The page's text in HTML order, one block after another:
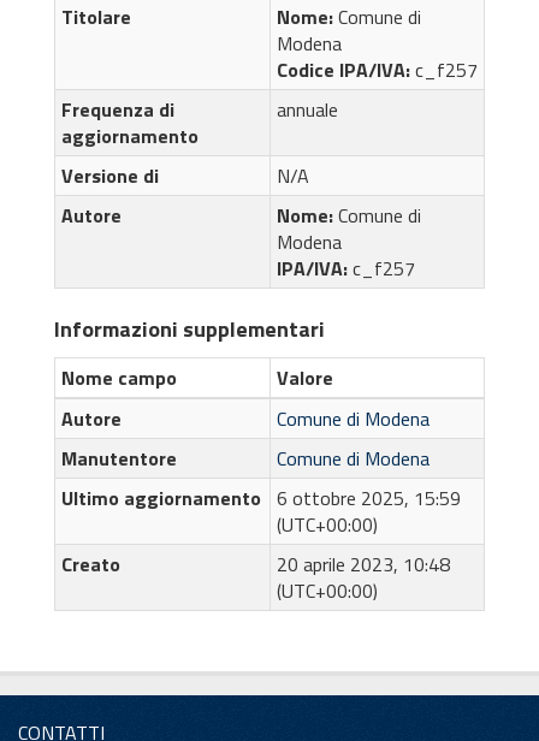
Titolare
Nome:Comune di
Modena
Codice IPA/IVA:c_f257
Frequenza di
aggiornamento
annuale
Versione di
N/A
Autore
Nome:Comune di
Modena
IPA/IVA:c_f257
Informazioni supplementari
Nome campo
Valore
Autore
Comune di Modena
Manutentore
Comune di Modena
Ultimo aggiornamento 6 ottobre 2025, 15:59
(UTC+00:00)
Creato
20 aprile 2023, 10:48
(UTC+00:00)
CONTATTI